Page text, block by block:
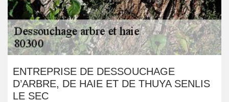
ENTREPRISE DE DESSOUCHAGE
D’ARBRE, DE HAIE ET DE THUYA SENLIS
LE SEC